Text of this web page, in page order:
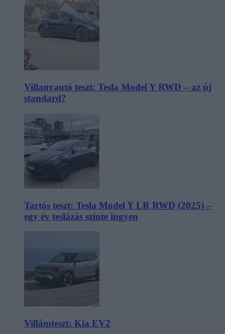
Villanyautó teszt: Tesla Model Y RWD – az új
standard?
Tartós teszt: Tesla Model Y LR RWD (2025) –
egy év teslázás szinte ingyen
Villámteszt: Kia EV2